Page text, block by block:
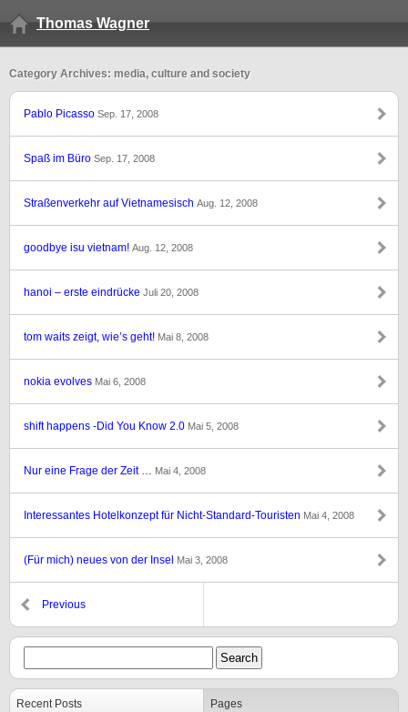
Thomas Wagner
Category Archives: media, culture and society
Pablo Picasso Sep. 17, 2008
Spaß im Büro Sep. 17, 2008
Straßenverkehr auf Vietnamesisch Aug. 12, 2008
goodbye isu vietnam! Aug. 12, 2008
hanoi – erste eindrücke Juli 20, 2008
tom waits zeigt, wie’s geht! Mai 8, 2008
nokia evolves Mai 6, 2008
shift happens -Did You Know 2.0 Mai 5, 2008
Nur eine Frage der Zeit … Mai 4, 2008
Interessantes Hotelkonzept für Nicht-Standard-Touristen Mai 4, 2008
(Für mich) neues von der Insel Mai 3, 2008
Previous
Recent Posts Pages